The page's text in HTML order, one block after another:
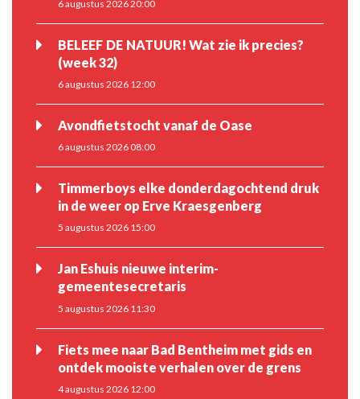
6 augustus 2026 20:00
BELEEF DE NATUUR! Wat zie ik precies?
(week 32)
6 augustus 2026 12:00
Avondfietstocht vanaf de Oase
6 augustus 2026 08:00
Timmerboys elke donderdagochtend druk
in de weer op Erve Kraesgenberg
5 augustus 2026 15:00
Jan Eshuis nieuwe interim-
gemeentesecretaris
5 augustus 2026 11:30
Fiets mee naar Bad Bentheim met gids en
ontdek mooiste verhalen over de grens
4 augustus 2026 12:00